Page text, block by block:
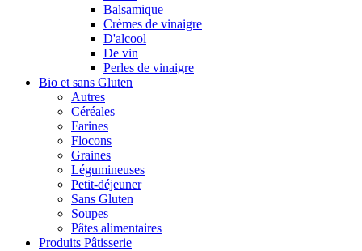
Balsamique
Crèmes de vinaigre
D'alcool
De vin
Perles de vinaigre
Bio et sans Gluten
Autres
Céréales
Farines
Flocons
Graines
Légumineuses
Petit-déjeuner
Sans Gluten
Soupes
Pâtes alimentaires
Produits Pâtisserie